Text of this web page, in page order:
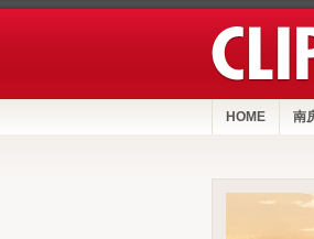
HOME 南